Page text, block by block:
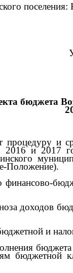
бюджета
и
и 2017
Положение).
доходов
и
бюджетной